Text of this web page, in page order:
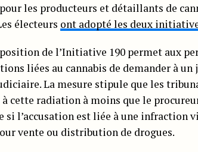
les producteurs et détaillants de
électeurs ont adopté les deux
de l’Initiative 190 permet aux
liées au cannabis de demander à
La mesure stipule que les
cette radiation à moins que le
si l’accusation est liée à une infraction
vente ou distribution de drogues.